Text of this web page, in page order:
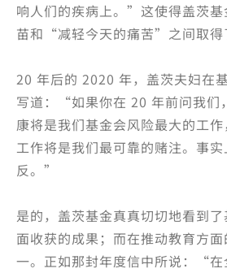
响人们的疾病上。”这使得盖茨
苗和“减轻今天的痛苦”之间取得
20 年后的 2020 年，盖茨夫妇在
写道：“如果你在 20 年前问我们
康将是我们基金会风险最大的工
工作将是我们最可靠的赌注。事
反。”
是的，盖茨基金真真切切地看到
面收获的成果；而在推动教育方
一。正如那封年度信中所说：“在